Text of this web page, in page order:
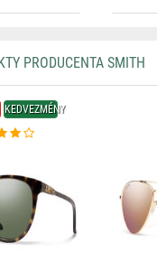
PRODUCENTA SMITH
KEDVEZMÉNY